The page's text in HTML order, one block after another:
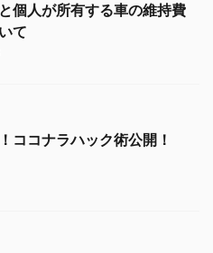
個人が所有する車の維持費
て
ココナラハック術公開！